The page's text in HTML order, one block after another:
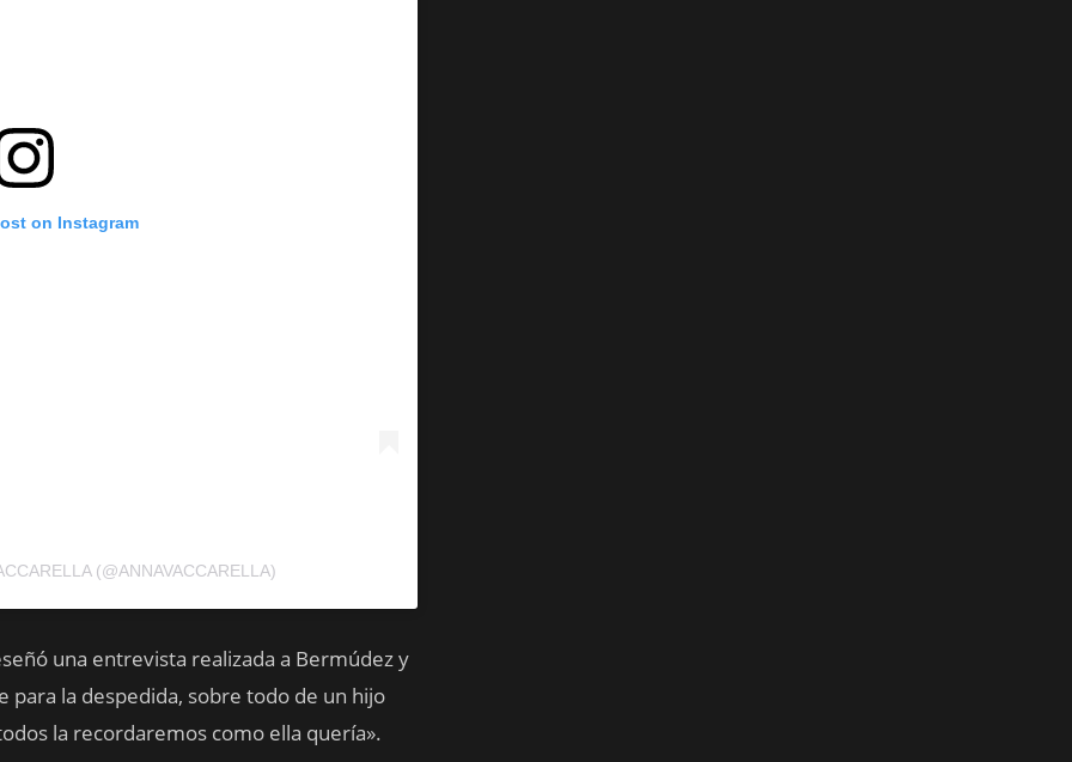
on Instagram
(@ANNAVACCARELLA)
una entrevista realizada a Bermúdez y
la despedida, sobre todo de un hijo
la recordaremos como ella quería».